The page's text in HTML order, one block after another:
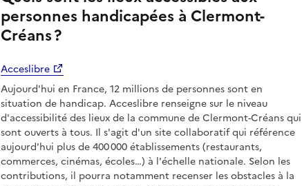
personnes handicapées à Clermont-
Créans ?
Acceslibre
Aujourd'hui en France, 12 millions de personnes sont en
situation de handicap. Acceslibre renseigne sur le niveau
d'accessibilité des lieux de la commune de Clermont-Créans qui
sont ouverts à tous. Il s'agit d'un site collaboratif qui référence
aujourd'hui plus de 400 000 établissements (restaurants,
commerces, cinémas, écoles…) à l'échelle nationale. Selon les
contributions, il pourra notamment recenser les obstacles à la